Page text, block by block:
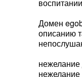
Домен
описанию
нежелание
нежелание